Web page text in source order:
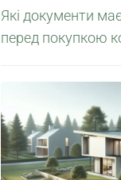
Які документи
перед покупкою